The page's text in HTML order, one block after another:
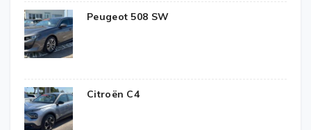
Peugeot 508 SW
Citroën C4